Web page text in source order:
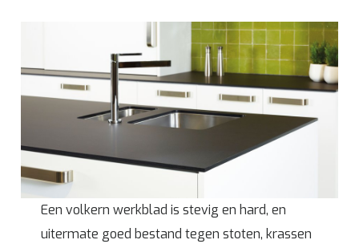
Een volkern werkblad is stevig en hard, en
uitermate goed bestand tegen stoten, krassen